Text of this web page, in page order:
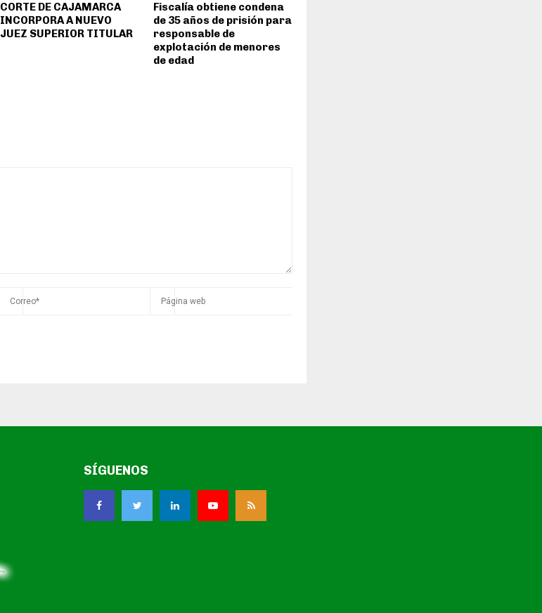
CORTE DE CAJAMARCA
INCORPORA A NUEVO
JUEZ SUPERIOR TITULAR
Fiscalía obtiene condena
de 35 años de prisión para
responsable de
explotación de menores
de edad
SÍGUENOS